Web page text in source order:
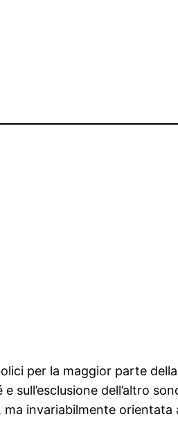
per la maggior parte
sull’esclusione dell’altro
invariabilmente